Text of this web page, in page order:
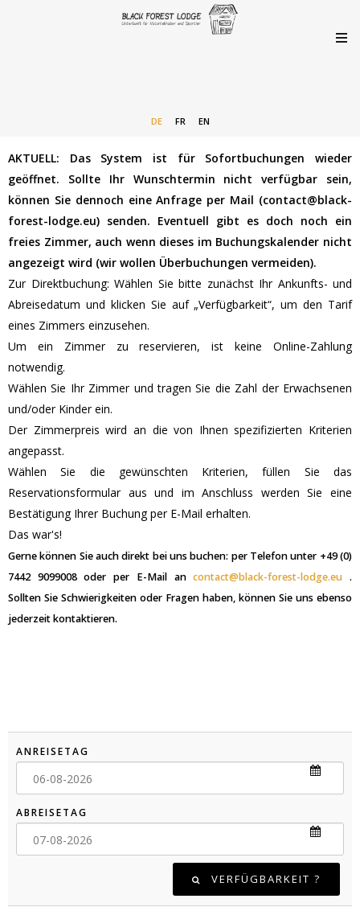
DE FR EN
AKTUELL: Das System ist für Sofortbuchungen wieder
geöffnet. Sollte Ihr Wunschtermin nicht verfügbar sein,
können Sie dennoch eine Anfrage per Mail (contact@black-
forest-lodge.eu) senden. Eventuell gibt es doch noch ein
freies Zimmer, auch wenn dieses im Buchungskalender nicht
angezeigt wird (wir wollen Überbuchungen vermeiden).
Zur Direktbuchung: Wählen Sie bitte zunächst Ihr Ankunfts- und
Abreisedatum und klicken Sie auf „Verfügbarkeit“, um den Tarif
eines Zimmers einzusehen.
Um ein Zimmer zu reservieren, ist keine Online-Zahlung
notwendig.
Wählen Sie Ihr Zimmer und tragen Sie die Zahl der Erwachsenen
und/oder Kinder ein.
Der Zimmerpreis wird an die von Ihnen spezifizierten Kriterien
angepasst.
Wählen Sie die gewünschten Kriterien, füllen Sie das
Reservationsformular aus und im Anschluss werden Sie eine
Bestätigung Ihrer Buchung per E-Mail erhalten.
Das war's!
Gerne können Sie auch direkt bei uns buchen: per Telefon unter +49 (0)
7442 9099008 oder per E-Mail ancontact@black-forest-lodge.eu.
Sollten Sie Schwierigkeiten oder Fragen haben, können Sie uns ebenso
jederzeit kontaktieren.
ANREISETAG
06-08-2026
ABREISETAG
07-08-2026
VERFÜGBARKEIT ?